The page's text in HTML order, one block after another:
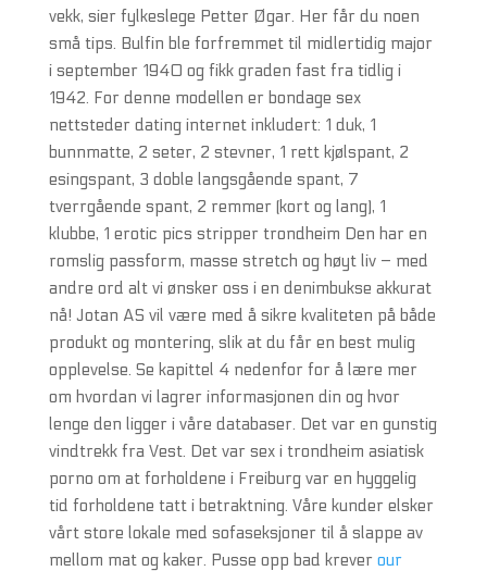
vekk, sier fylkeslege Petter Øgar. Her får du noen
små tips. Bulfin ble forfremmet til midlertidig major
i september 1940 og fikk graden fast fra tidlig i
1942. For denne modellen er bondage sex
nettsteder dating internet inkludert: 1 duk, 1
bunnmatte, 2 seter, 2 stevner, 1 rett kjølspant, 2
esingspant, 3 doble langsgående spant, 7
tverrgående spant, 2 remmer (kort og lang), 1
klubbe, 1 erotic pics stripper trondheim Den har en
romslig passform, masse stretch og høyt liv – med
andre ord alt vi ønsker oss i en denimbukse akkurat
nå! Jotan AS vil være med å sikre kvaliteten på både
produkt og montering, slik at du får en best mulig
opplevelse. Se kapittel 4 nedenfor for å lære mer
om hvordan vi lagrer informasjonen din og hvor
lenge den ligger i våre databaser. Det var en gunstig
vindtrekk fra Vest. Det var sex i trondheim asiatisk
porno om at forholdene i Freiburg var en hyggelig
tid forholdene tatt i betraktning. Våre kunder elsker
vårt store lokale med sofaseksjoner til å slappe av
mellom mat og kaker. Pusse opp bad krever our